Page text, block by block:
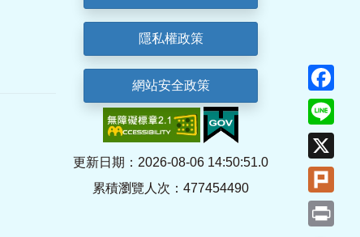
隱私權政策
網站安全政策
更新日期：2026-08-06 14:50:51.0
累積瀏覽人次：477454490